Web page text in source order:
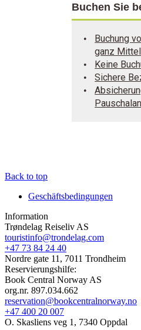
Buchen Sie
Buchung
ganz
Keine
Sichere
Back to top
Geschäftsbedingungen
Information
Trøndelag Reiseliv AS
touristinfo@trondelag.com
+47 73 84 24 40
Nordre gate 11, 7011 Trondheim
Reservierungshilfe:
Book Central Norway AS
org.nr. 897.034.662
reservation@bookcentralnorway.no
+47 400 20 007
O. Skasliens veg 1, 7340 Oppdal